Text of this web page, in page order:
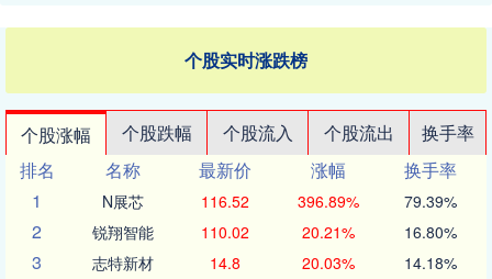
个股实时涨跌榜
个股涨幅 个股跌幅 个股流入 个股流出
换手率
排名
名称 最新价 涨幅
换手率
1
N展芯 116.52 396.89% 79.39%
2 锐翔智能 110.02 20.21% 16.80%
3 志特新材 14.8 20.03% 14.18%